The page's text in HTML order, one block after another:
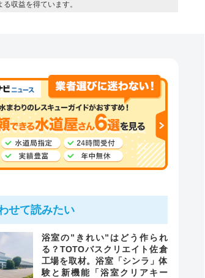
収益を得ています。
せて読みたい
浴室の”きれい”はどう作られ
る？TOTOバスクリエイト佐倉
工場を取材。浴室「シンラ」体
験と新機能「浴室クリアキー